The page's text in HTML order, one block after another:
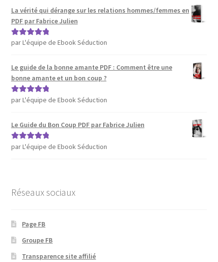
La vérité qui dérange sur les relations hommes/femmes en
PDF par Fabrice Julien
Note5sur 5
par L'équipe de Ebook Séduction
Le guide de la bonne amante PDF : Comment être une
bonne amante et un bon coup ?
Note5sur 5
par L'équipe de Ebook Séduction
Le Guide du Bon Coup PDF par Fabrice Julien
Note5sur 5
par L'équipe de Ebook Séduction
Réseaux sociaux
Page FB
Groupe FB
Transparence site affilié